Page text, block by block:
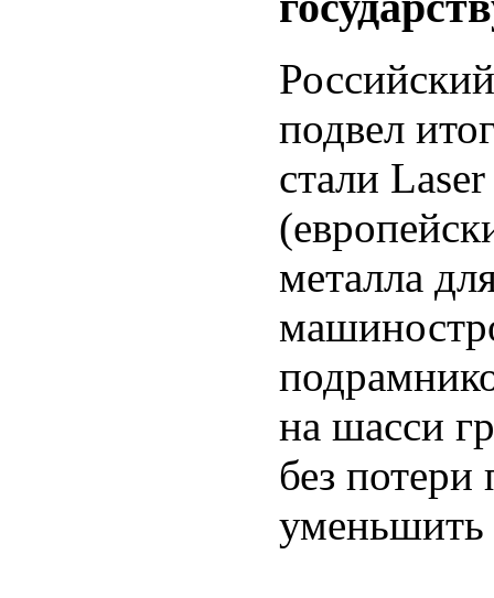
подвел
стали
металла
на шасси
без потери
уменьшить